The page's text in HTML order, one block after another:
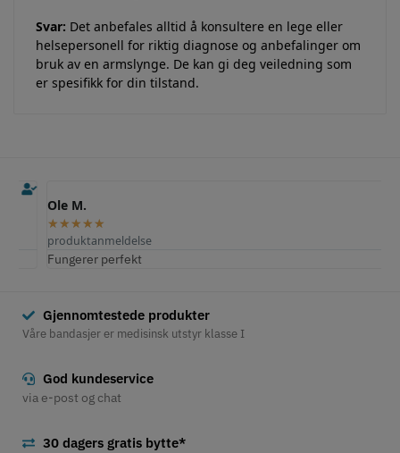
Svar: Det anbefales alltid å konsultere en lege eller
helsepersonell for riktig diagnose og anbefalinger om
bruk av en armslynge. De kan gi deg veiledning som
er spesifikk for din tilstand.
Ole M.
★★★
produktanmeldelse
Fungerer perfekt
Gjennomtestede produkter
Våre bandasjer er medisinsk utstyr klasse I
God kundeservice
via e-post og chat
30 dagers gratis bytte*